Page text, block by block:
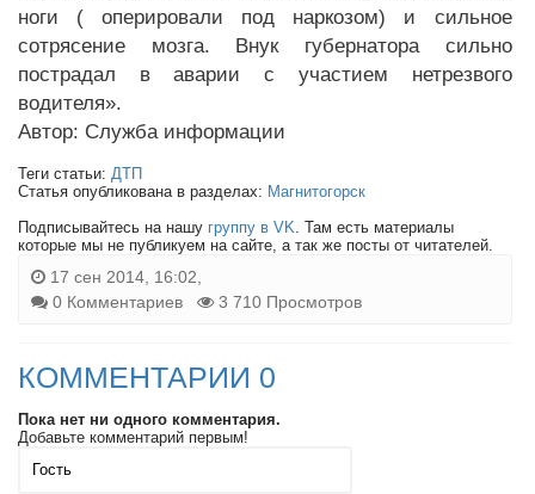
ноги ( оперировали под наркозом) и сильное
сотрясение мозга. Внук губернатора сильно
пострадал в аварии с участием нетрезвого
водителя».
Автор: Служба информации
Теги статьи: ДТП
Статья опубликована в разделах: Магнитогорск
Подписывайтесь на нашу группу в VK . Там есть материалы
которые мы не публикуем на сайте, а так же посты от читателей.
17 сен 2014, 16:02,
0 Комментариев
3 710 Просмотров
КОММЕНТАРИИ 0
Пока нет ни одного комментария.
Добавьте комментарий первым!